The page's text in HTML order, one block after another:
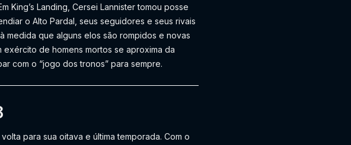
King’s Landing, Cersei Lannister tomou posse
o Alto Pardal, seus seguidores e seus rivais
medida que alguns elos são rompidos e novas
exército de homens mortos se aproxima da
com o “jogo dos tronos” para sempre.
para sua oitava e última temporada. Com o